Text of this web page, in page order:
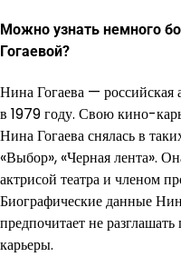
Можно узнать немного
Гогаевой?
Нина Гогаева — российская
в 1979 году. Свою кино-
Нина Гогаева снялась в
«Выбор», «Черная лента».
актрисой театра и членом
Биографические данные
предпочитает не
карьеры.